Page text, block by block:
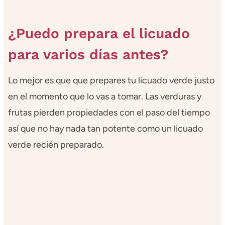
¿Puedo prepara el licuado
para varios días antes?
Lo mejor es que que prepares tu licuado verde justo
en el momento que lo vas a tomar. Las verduras y
frutas pierden propiedades con el paso del tiempo
así que no hay nada tan potente como un licuado
verde recién preparado.